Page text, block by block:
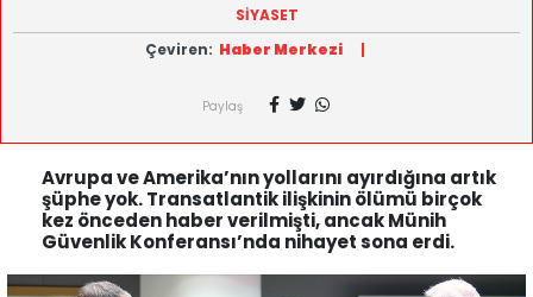
SİYASET
Çeviren: Haber Merkezi |
Paylaş
Avrupa ve Amerika’nın yollarını ayırdığına artık
şüphe yok. Transatlantik ilişkinin ölümü birçok
kez önceden haber verilmişti, ancak Münih
Güvenlik Konferansı’nda nihayet sona erdi.